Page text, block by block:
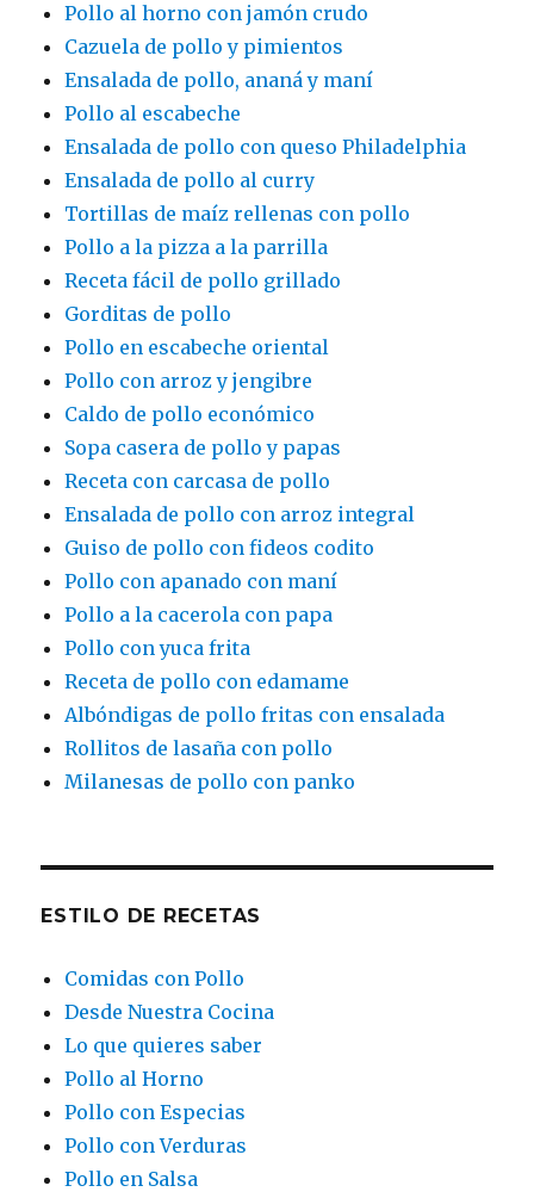
Pollo al horno con jamón crudo
Cazuela de pollo y pimientos
Ensalada de pollo, ananá y maní
Pollo al escabeche
Ensalada de pollo con queso Philadelphia
Ensalada de pollo al curry
Tortillas de maíz rellenas con pollo
Pollo a la pizza a la parrilla
Receta fácil de pollo grillado
Gorditas de pollo
Pollo en escabeche oriental
Pollo con arroz y jengibre
Caldo de pollo económico
Sopa casera de pollo y papas
Receta con carcasa de pollo
Ensalada de pollo con arroz integral
Guiso de pollo con fideos codito
Pollo con apanado con maní
Pollo a la cacerola con papa
Pollo con yuca frita
Receta de pollo con edamame
Albóndigas de pollo fritas con ensalada
Rollitos de lasaña con pollo
Milanesas de pollo con panko
ESTILO DE RECETAS
Comidas con Pollo
Desde Nuestra Cocina
Lo que quieres saber
Pollo al Horno
Pollo con Especias
Pollo con Verduras
Pollo en Salsa